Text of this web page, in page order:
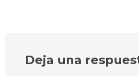
Deja una